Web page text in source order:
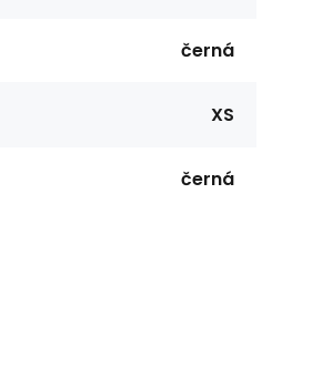
černá
XS
černá